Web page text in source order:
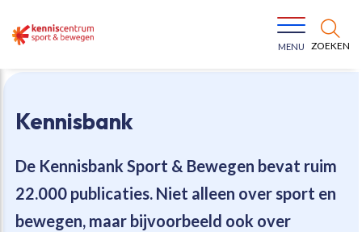
ZOEKEN
MENU
Kennisbank
De Kennisbank Sport & Bewegen bevat ruim
22.000 publicaties. Niet alleen over sport en
bewegen, maar bijvoorbeeld ook over
Bewegen voor een gezonde leefstijl
Ons team